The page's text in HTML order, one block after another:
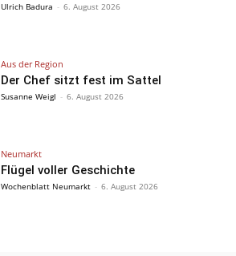
Ulrich Badura - 6. August 2026
Aus der Region
Der Chef sitzt fest im Sattel
Susanne Weigl - 6. August 2026
Neumarkt
Flügel voller Geschichte
Wochenblatt Neumarkt - 6. August 2026